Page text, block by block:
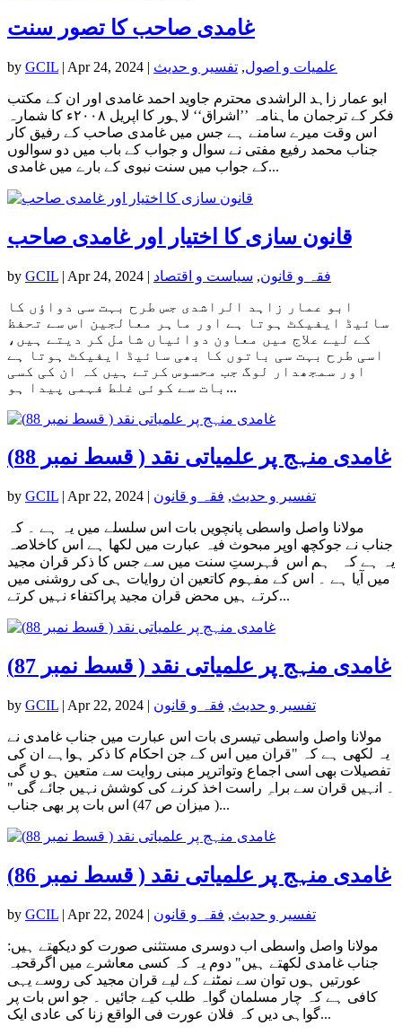
غامدی صاحب کا تصور سنت
by GCIL | Apr 24, 2024 | علمیات و اصول, تفسیر و حدیث
ابو عمار زاہد الراشدی محترم جاوید احمد غامدی اور ان کے مکتب
فکر کے ترجمان ماہنامہ ’’اشراق‘‘ لاہور کا اپریل ۲۰۰۸ء کا شمارہ
اس وقت میرے سامنے ہے جس میں غامدی صاحب کے رفیق کار
جناب محمد رفیع مفتی نے سوال و جواب کے باب میں دو سوالوں
کے جواب میں سنت نبوی کے بارے میں غامدی...
قانون سازی کا اختیار اور غامدی صاحب
by GCIL | Apr 24, 2024 | فقہ و قانون, سیاست و اقتصاد
ابو عمار زاہد الراشدی جس طرح بہت سی دواؤں کا
سائیڈ ایفیکٹ ہوتا ہے اور ماہر معالجین اس سے تحفظ
کے لیے علاج میں معاون دوائیاں شامل کر دیتے ہیں،
اسی طرح بہت سی باتوں کا بھی سائیڈ ایفیکٹ ہوتا ہے
اور سمجھدار لوگ جب محسوس کرتے ہیں کہ ان کی کسی
بات سے کوئی غلط فہمی پیدا ہو...
غامدی منہج پر علمیاتی نقد ( قسط نمبر 88)
by GCIL | Apr 22, 2024 | تفسیر و حدیث, فقہ و قانون
مولانا واصل واسطی پانچویں بات اس سلسلے میں یہ ہے ۔ کہ
جناب نے جوکچھ اوپر مبحوث فیہ عبارت میں لکھا ہے اس کاخلاصہ
یہ ہے کہ ہم اس فہرستِ سنت میں سے جس کا ذکر قران مجید
میں آیا ہے ۔ اس کے مفہوم کاتعین ان روایات ہی کی روشنی میں
کرتے ہیں محض قران مجید پراکتفاء نہیں کرتے...
غامدی منہج پر علمیاتی نقد ( قسط نمبر 87)
by GCIL | Apr 22, 2024 | تفسیر و حدیث, فقہ و قانون
مولانا واصل واسطی تیسری بات اس عبارت میں جناب غامدی نے
یہ لکھی ہے کہ "قران میں اس کے جن احکام کا ذکر ہواہے ان کی
تفصیلات بھی اسی اجماع وتواترپر مبنی روایت سے متعین ہو ں گی
۔ انہیں قران سے براہِ راست اخذ کرنے کی کوشش نہیں جائے گی "
( میزان ص 47) اس بات پر بھی جناب...
غامدی منہج پر علمیاتی نقد ( قسط نمبر 86)
by GCIL | Apr 22, 2024 | تفسیر و حدیث, فقہ و قانون
مولانا واصل واسطی اب دوسری مستثنی صورت کو دیکھتے ہیں:
جناب غامدی لکھتے ہیں" دوم یہ کہ کسی معاشرے میں اگرقحبہ
عورتیں ہوں توان سے نمٹنے کے لیے قران مجید کی روسے یہی
کافی ہے کہ چار مسلمان گواہ طلب کیے جائیں ۔ جو اس بات پر
گواہی دیں کہ فلان عورت فی الواقع زنا کی عادی ایک...